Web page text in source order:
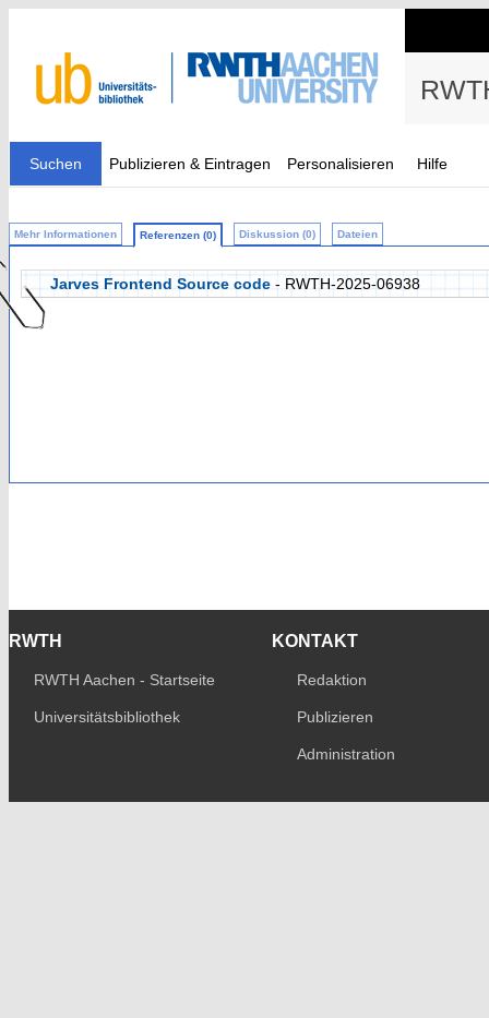
Suchen Publizieren & Eintragen Personalisieren Hilfe
Mehr Informationen Referenzen (0) Diskussion (0) Dateien
Jarves Frontend Source code - RWTH-2025-06938
RWTH
RWTH Aachen - Startseite
Universitätsbibliothek
KONTAKT
Redaktion
Publizieren
Administration